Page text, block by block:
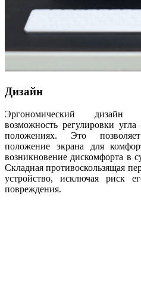
Дизайн
Эргономический дизайн
возможность регулировки
положениях. Это
положение экрана для
возникновение дискомфорта в
Складная противоскользящая
устройство, исключая риск
повреждения.